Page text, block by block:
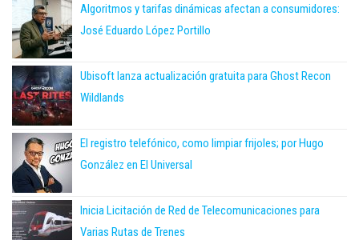
Algoritmos y tarifas dinámicas afectan a consumidores:
José Eduardo López Portillo
Ubisoft lanza actualización gratuita para Ghost Recon
Wildlands
El registro telefónico, como limpiar frijoles; por Hugo
González en El Universal
Inicia Licitación de Red de Telecomunicaciones para
Varias Rutas de Trenes